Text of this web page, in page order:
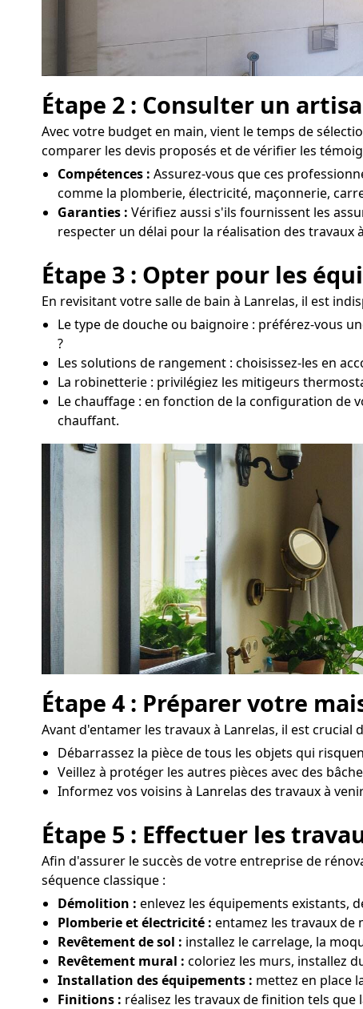
Étape 2 : Consulter un
Avec votre budget en main, vient le temps de
comparer les devis proposés et de vérifier les
Compétences : Assurez-vous que ces
comme la plomberie, électricité, maçonnerie,
Garanties : Vérifiez aussi s'ils fournissent les
respecter un délai pour la réalisation des travaux
Étape 3 : Opter pour les
En revisitant votre salle de bain à Lanrelas, il est
Le type de douche ou baignoire : préférez-vous
?
Les solutions de rangement : choisissez-les en
La robinetterie : privilégiez les mitigeurs
Le chauffage : en fonction de la configuration de
chauffant.
Étape 4 : Préparer votre
Avant d'entamer les travaux à Lanrelas, il est
Débarrassez la pièce de tous les objets qui
Veillez à protéger les autres pièces avec des
Informez vos voisins à Lanrelas des travaux à
Étape 5 : Effectuer les
Afin d'assurer le succès de votre entreprise de
séquence classique :
Démolition : enlevez les équipements existants,
Plomberie et électricité : entamez les travaux de
Revêtement de sol : installez le carrelage, la
Revêtement mural : coloriez les murs, installez
Installation des équipements : mettez en place
Finitions : réalisez les travaux de finition tels